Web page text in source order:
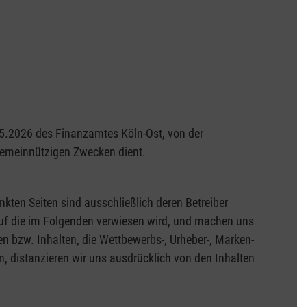
des Finanzamtes Köln-Ost, von der
Zwecken dient.
Seiten sind ausschließlich deren Betreiber
die im Folgenden verwiesen wird, und machen uns
Inhalten, die Wettbewerbs-, Urheber-, Marken-
distanzieren wir uns ausdrücklich von den Inhalten